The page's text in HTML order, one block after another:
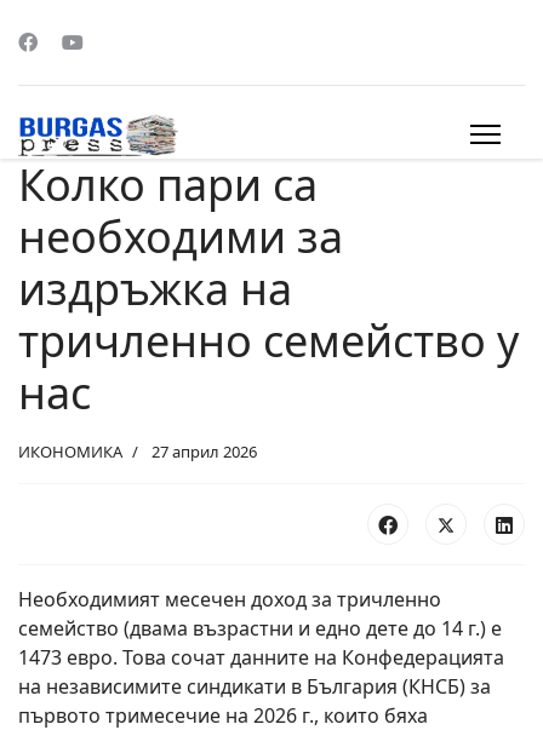
Колко пари са
необходими за
издръжка на
тричленно семейство у
нас
ИКОНОМИКА 27 април 2026
Необходимият месечен доход за тричленно
семейство (двама възрастни и едно дете до 14 г.) е
1473 евро. Това сочат данните на Конфедерацията
на независимите синдикати в България (КНСБ) за
първото тримесечие на 2026 г., които бяха